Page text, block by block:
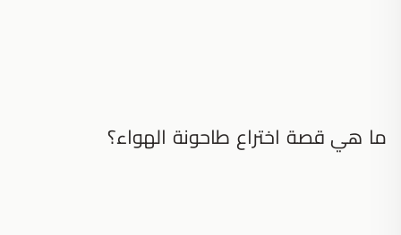
ما هي قصة اختراع طاحونة الهواء؟